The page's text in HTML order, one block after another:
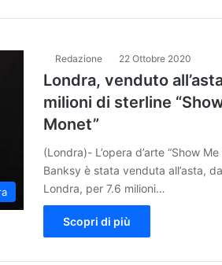
Redazione 22 Ottobre 2020
Londra, venduto
milioni di sterline
Monet”
(Londra)- L’opera d’arte “Show
Banksy è stata venduta all’asta,
Londra, per 7.6 milioni…
Scopri di più